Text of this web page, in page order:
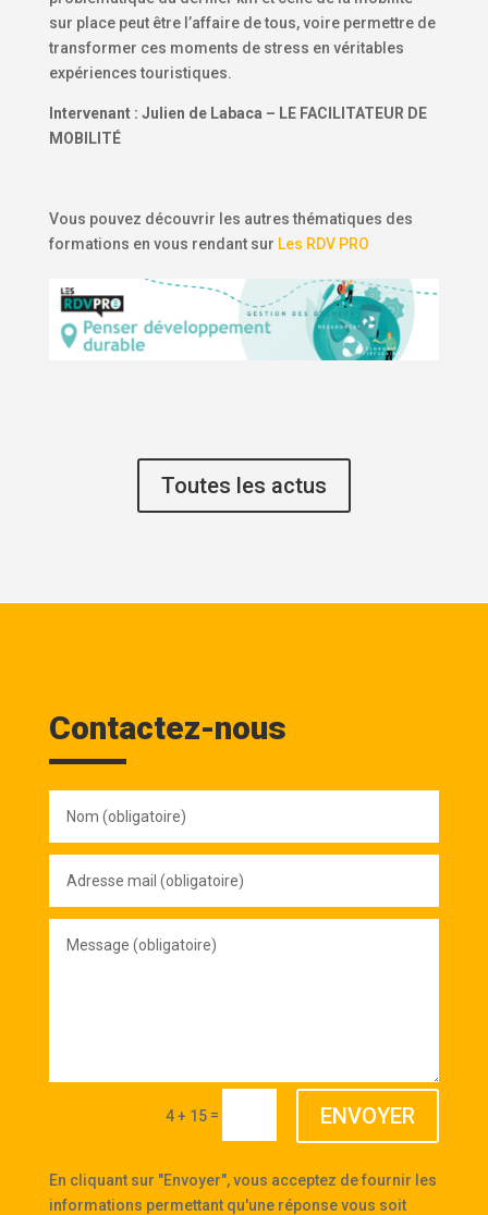
sur place peut être l’affaire de tous, voire permettre de
transformer ces moments de stress en véritables
expériences touristiques.
Intervenant : Julien de Labaca – LE FACILITATEUR DE
MOBILITÉ
Vous pouvez découvrir les autres thématiques des
formations en vous rendant sur Les RDV PRO
Toutes les actus
Contactez-nous
(obligatoire)
mail
(obligatoire)
4 + 15 = ENVOYER
En cliquant sur "Envoyer", vous acceptez de fournir les
informations permettant qu'une réponse vous soit